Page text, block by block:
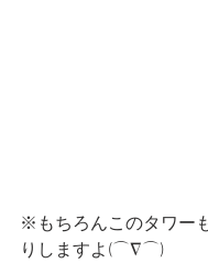
※もちろんこのタワー
りしますよ(⌒∇⌒)